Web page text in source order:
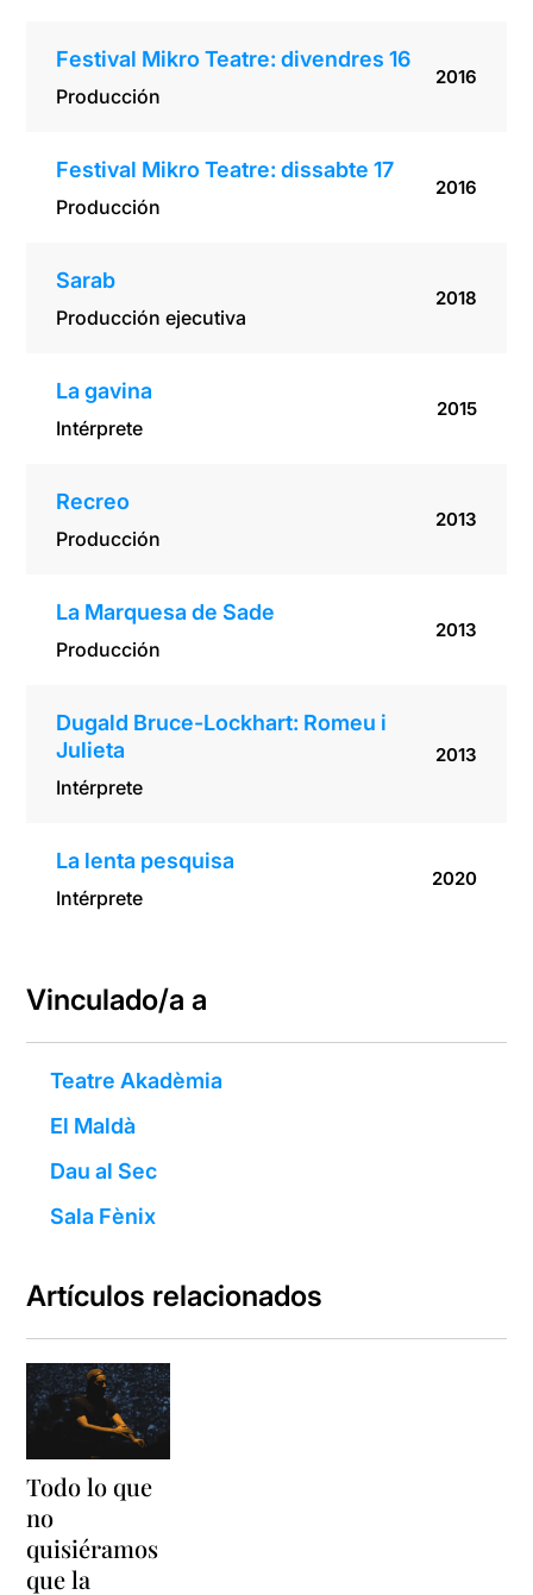
Festival Mikro Teatre: divendres 16
Producción
2016
Festival Mikro Teatre: dissabte 17
Producción
2016
Sarab
Producción ejecutiva
2018
La gavina
Intérprete
2015
Recreo
Producción
2013
La Marquesa de Sade
Producción
2013
Dugald Bruce-Lockhart: Romeu i
Julieta
Intérprete
2013
La lenta pesquisa
Intérprete
2020
Vinculado/a a
Teatre Akadèmia
El Maldà
Dau al Sec
Sala Fènix
Artículos relacionados
Todo lo que
no
quisiéramos
que la